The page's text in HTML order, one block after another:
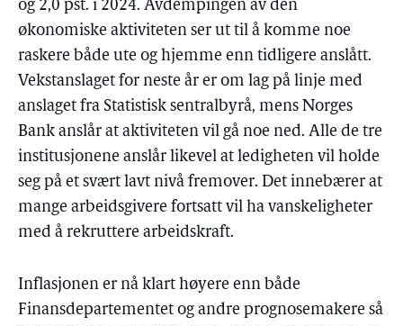
og 2,0 pst. i 2024. Avdempingen av den
økonomiske aktiviteten ser ut til å komme noe
raskere både ute og hjemme enn tidligere anslått.
Vekstanslaget for neste år er om lag på linje med
anslaget fra Statistisk sentralbyrå, mens Norges
Bank anslår at aktiviteten vil gå noe ned. Alle de tre
institusjonene anslår likevel at ledigheten vil holde
seg på et svært lavt nivå fremover. Det innebærer at
mange arbeidsgivere fortsatt vil ha vanskeligheter
med å rekruttere arbeidskraft.
Inflasjonen er nå klart høyere enn både
Finansdepartementet og andre prognosemakere så